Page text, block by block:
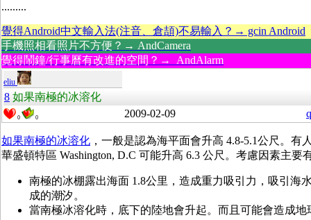
.........
覺得Android中文輸入法(注音、倉頡)不易輸入？→ gcin Android
手機照相看照片不方便？→ AndCamera
覺得鬧鐘/行事曆有改進的空間？→ AndAlarm
eliu
8 如果南極的冰溶化
0 0 2009-02-09
如果南極的冰溶化 ，一般是認為海平面會升高 4.8-5.1公尺。有
華盛頓特區 Washington, D.C 可能升高 6.3 公尺。考慮因素主要
南極的冰棚露出海面 1.8公里，造成重力吸引力，吸引海
成的潮汐。
當南極冰溶化時，底下的陸地會升起。而且可能會造成地